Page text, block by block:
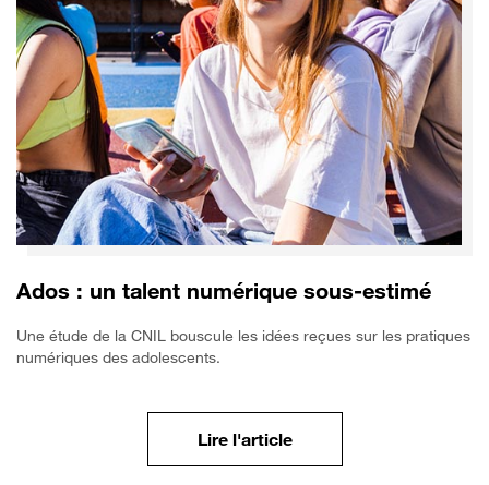
Ados : un talent numérique sous-estimé
Une étude de la CNIL bouscule les idées reçues sur les pratiques
numériques des adolescents.
Lire l'articleDécouvrir l’étude sur